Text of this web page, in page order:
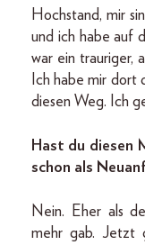
Hochstand, mir
und ich habe auf
war ein trauriger,
Ich habe mir dort
diesen Weg. Ich
Hast du diesen
schon als
Nein. Eher als
mehr gab. Jetzt